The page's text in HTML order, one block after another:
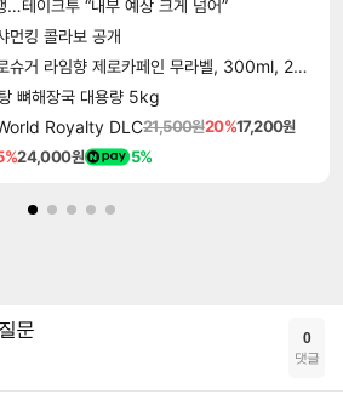
…테이크투 “내부 예상 크게 넘어”
먼킹 콜라보 공개
거 라임향 제로카페인 무라벨, 300ml, 20개
뼈해장국 대용량 5kg
Royalty DLC21,500원20%17,200원
24,000원 5%
문 0
댓글